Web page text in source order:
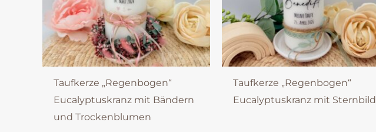
Taufkerze „Regenbogen“
Eucalyptuskranz mit Bändern
und Trockenblumen
Taufkerze „Regenbogen“
Eucalyptuskranz mit Sternbild